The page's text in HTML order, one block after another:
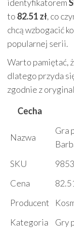
identyfikatorem
to 82.51 zł, co
chcą wzbogacić
popularnej serii.
Warto pamiętać,
dlatego przyda
zgodnie z
Cecha
Nazwa
Gra
SKU
Cena
Producent
Kategoria
Gry